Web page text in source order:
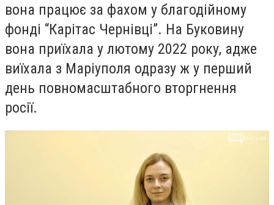
вона працює за фахом у благодійному
фонді “Карітас Чернівці”. На Буковину
вона приїхала у лютому 2022 року, адже
виїхала з Маріуполя одразу ж у перший
день повномасштабного вторгнення
росії.